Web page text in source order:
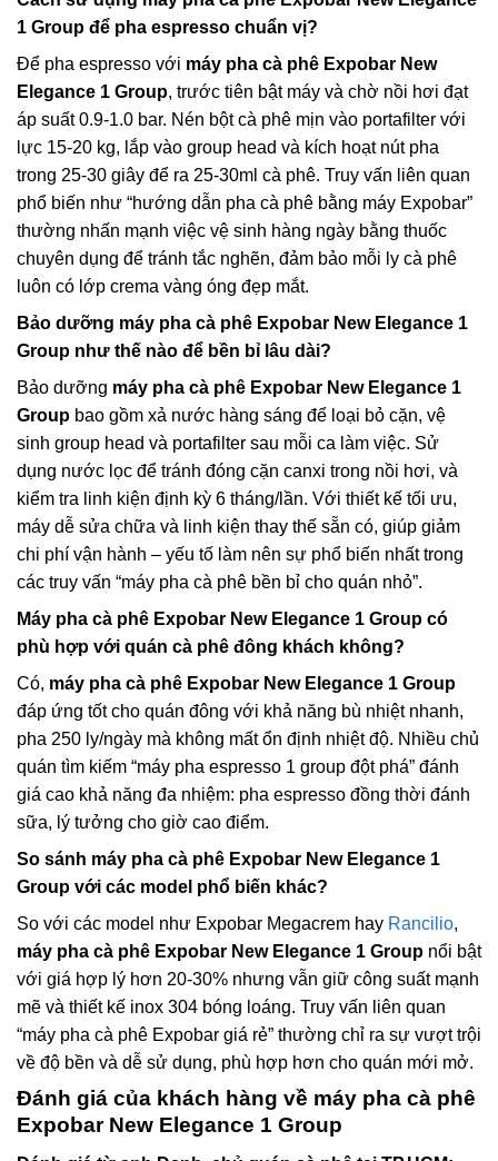
1 Group để pha espresso chuẩn vị?
Để pha espresso với máy pha cà phê Expobar New
Elegance 1 Group, trước tiên bật máy và chờ nồi hơi đạt
áp suất 0.9-1.0 bar. Nén bột cà phê mịn vào portafilter với
lực 15-20 kg, lắp vào group head và kích hoạt nút pha
trong 25-30 giây để ra 25-30ml cà phê. Truy vấn liên quan
phổ biến như “hướng dẫn pha cà phê bằng máy Expobar”
thường nhấn mạnh việc vệ sinh hàng ngày bằng thuốc
chuyên dụng để tránh tắc nghẽn, đảm bảo mỗi ly cà phê
luôn có lớp crema vàng óng đẹp mắt.
Bảo dưỡng máy pha cà phê Expobar New Elegance 1
Group như thế nào để bền bỉ lâu dài?
Bảo dưỡng máy pha cà phê Expobar New Elegance 1
Group bao gồm xả nước hàng sáng để loại bỏ cặn, vệ
sinh group head và portafilter sau mỗi ca làm việc. Sử
dụng nước lọc để tránh đóng cặn canxi trong nồi hơi, và
kiểm tra linh kiện định kỳ 6 tháng/lần. Với thiết kế tối ưu,
máy dễ sửa chữa và linh kiện thay thế sẵn có, giúp giảm
chi phí vận hành – yếu tố làm nên sự phổ biến nhất trong
các truy vấn “máy pha cà phê bền bỉ cho quán nhỏ”.
Máy pha cà phê Expobar New Elegance 1 Group có
phù hợp với quán cà phê đông khách không?
Có, máy pha cà phê Expobar New Elegance 1 Group
đáp ứng tốt cho quán đông với khả năng bù nhiệt nhanh,
pha 250 ly/ngày mà không mất ổn định nhiệt độ. Nhiều chủ
quán tìm kiếm “máy pha espresso 1 group đột phá” đánh
giá cao khả năng đa nhiệm: pha espresso đồng thời đánh
sữa, lý tưởng cho giờ cao điểm.
So sánh máy pha cà phê Expobar New Elegance 1
Group với các model phổ biến khác?
So với các model như Expobar Megacrem hay Rancilio,
máy pha cà phê Expobar New Elegance 1 Group nổi bật
với giá hợp lý hơn 20-30% nhưng vẫn giữ công suất mạnh
mẽ và thiết kế inox 304 bóng loáng. Truy vấn liên quan
“máy pha cà phê Expobar giá rẻ” thường chỉ ra sự vượt trội
về độ bền và dễ sử dụng, phù hợp hơn cho quán mới mở.
Đánh giá của khách hàng về máy pha cà phê
Expobar New Elegance 1 Group